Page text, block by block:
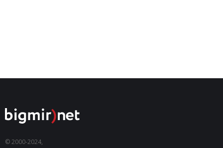
© 2000-2024,